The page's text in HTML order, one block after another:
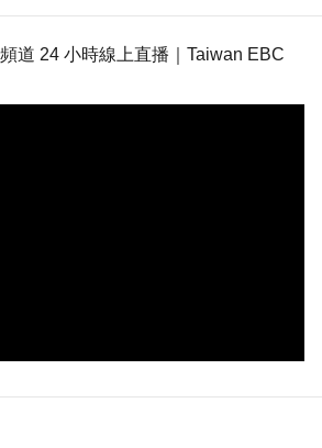
道 24 小時線上直播｜Taiwan EBC